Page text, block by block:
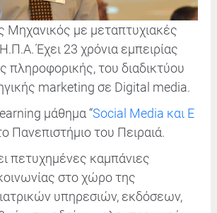
Μηχανικός με μεταπτυχιακές
Έχει 23 χρόνια εμπειρίας
πληροφορικής, του διαδικτύου
marketing σε Digital media.
μάθημα “Social Media και Ε
Πανεπιστήμιο του Πειραιά.
πετυχημένες καμπάνιες
στο χώρο της
υπηρεσιών, εκδόσεων,